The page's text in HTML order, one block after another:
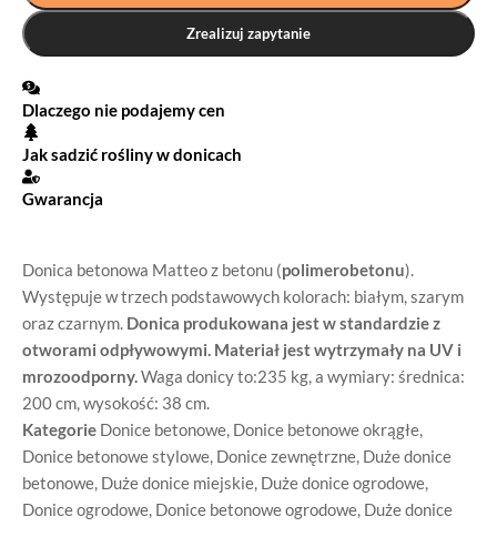
Donica betonowa Matteo z betonu (polimerobetonu).
Występuje w trzech podstawowych kolorach: białym, szarym
oraz czarnym. Donica produkowana jest w standardzie z
otworami odpływowymi. Materiał jest wytrzymały na UV i
mrozoodporny.Waga donicy to:235 kg, a wymiary: średnica:
200 cm, wysokość: 38 cm.
Kategorie Donice betonowe, Donice betonowe okrągłe,
Donice betonowe stylowe, Donice zewnętrzne, Duże donice
betonowe, Duże donice miejskie, Duże donice ogrodowe,
Donice ogrodowe, Donice betonowe ogrodowe, Duże donice
Zrealizuj zapytanie
Dlaczego nie podajemy cen
Jak sadzić rośliny w donicach
Gwarancja